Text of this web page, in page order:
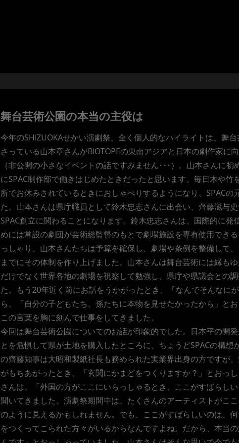
舞台芸術公園の本当の主役は
今年のSHIZUOKAせかい演劇祭、全く個人的なハイライトは、舞
さっている山本章さんがBIOTOPEの東南アジアと日本の劇作家に
（非公開の小さなイベントの話ですみません･･･）。山本さんに
にSPAC制作部で働きはじめたときだったと思います。毎日木や
所でお休みされているときにおしゃべりするようになり、SPACの
た。山本さんは県庁職員として鈴木忠志さんに出会い、齊藤滋与
SPAC創立に関わることになります。鈴木忠志さんは、国際的に発
めには常設の劇団が芸術総監督のもとで劇場施設を専有使用でき
っしゃり、山本さんたちは予算を確保し、劇場や条例を整備して
までにその体制を作り上げました。山本さんは舞台芸術には縁も
だけでなく世界各地の劇場を視察して勉強し、県庁や県議会との
た。もう20年近く前にお話をうかがったとき、「なんでそんなに
ら、「自分の子どもたち、孫たちに本物を見せたかったから」と
この言葉を胸に刻んで仕事をしてきました。
今回は舞台芸術公園についてのお話が印象的でした。日本平の開
とを危惧して県が土地を購入したところに、ちょうどSPACの構
の齊藤知事は大昭和製紙社長も務められた実業界出身の方ですが
がもちあがったとき、「玄関にかまどをつくりますか？」とおっ
さんは、「外国の方がここにいらっしゃるとき、ここがすばらし
聞いてきました。演劇祭期間中は、たくさんのアーティストがこ
のように見えるかもしれません。でも、ここがすばらしいのは、
をつくってこられた方々がいるからなんですよね。だから、本当